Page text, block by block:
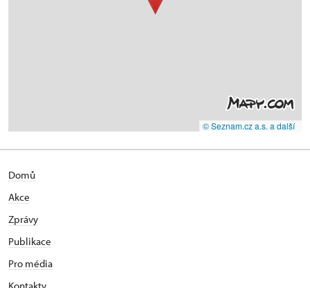
© Seznam.cz a.s. a další
Domů
Akce
Zprávy
Publikace
Pro média